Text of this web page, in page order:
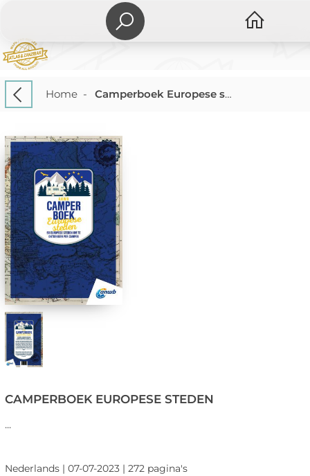
Home- Camperboek Europese steden
CAMPERBOEK EUROPESE STEDEN
...
Nederlands | 07-07-2023 | 272 pagina's